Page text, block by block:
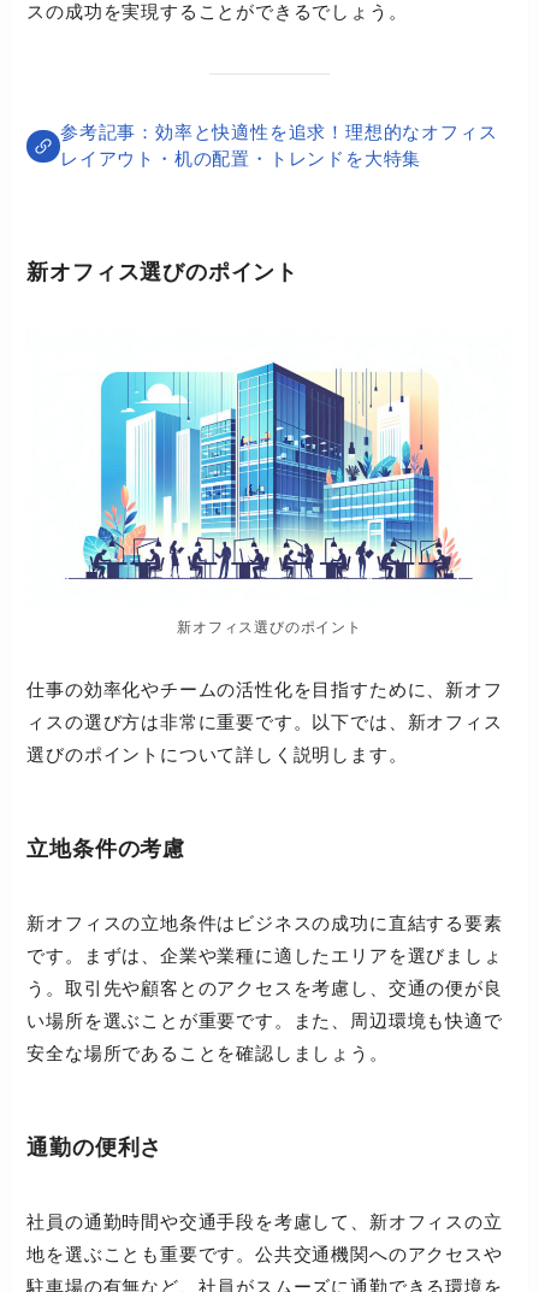
スの成功を実現することができるでしょう。
効率と快適性を追求！理想的なオフィス
レイアウト・机の配置・トレンドを大特集
新オフィス選びのポイント
新オフィス選びのポイント
仕事の効率化やチームの活性化を目指すために、新オフ
ィスの選び方は非常に重要です。以下では、新オフィス
選びのポイントについて詳しく説明します。
立地条件の考慮
新オフィスの立地条件はビジネスの成功に直結する要素
です。まずは、企業や業種に適したエリアを選びましょ
う。取引先や顧客とのアクセスを考慮し、交通の便が良
い場所を選ぶことが重要です。また、周辺環境も快適で
安全な場所であることを確認しましょう。
通勤の便利さ
社員の通勤時間や交通手段を考慮して、新オフィスの立
地を選ぶことも重要です。公共交通機関へのアクセスや
駐車場の有無など、社員がスムーズに通勤できる環境を